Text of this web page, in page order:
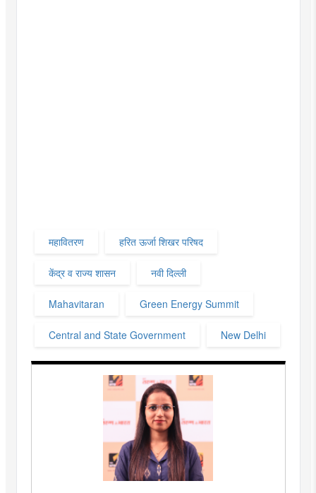
महावितरण हरित ऊर्जा शिखर परिषद
केंद्र व राज्य शासन नवी दिल्ली
Mahavitaran Green Energy Summit
Central and State Government New Delhi